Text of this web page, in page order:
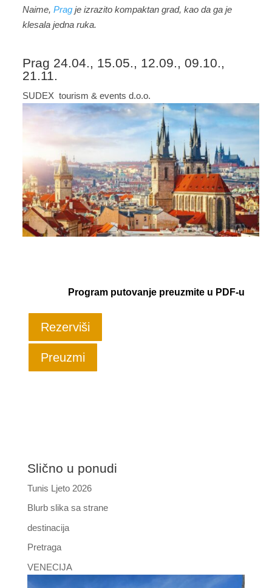
Naime, Pragje izrazito kompaktan grad, kao da ga je
klesala jedna ruka.
Prag 24.04., 15.05., 12.09., 09.10.,
21.11.
SUDEX tourism & events d.o.o.
Program putovanje preuzmite u PDF-u
Rezerviši
Preuzmi
Slično u ponudi
Tunis Ljeto 2026
Blurb slika sa strane
destinacija
Pretraga
VENECIJA